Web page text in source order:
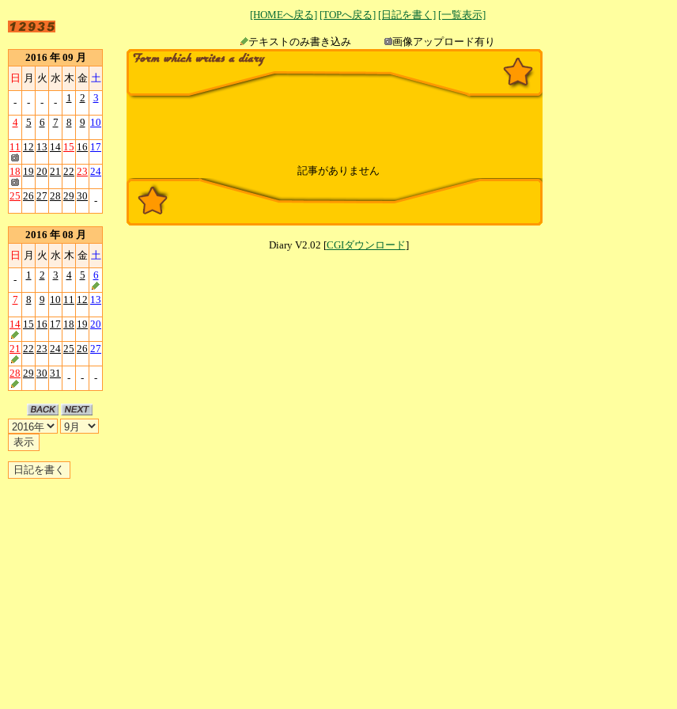
[HOMEへ戻る] [TOPへ戻る] [日記を書く] [一覧表示]
テキストのみ書き込み
画像アップロード有り
2016 年 09 月
日 月 火 水 木 金 土
- - - - 1 2 3
4 5 6 7 8 9 10
11 12 13 14 15 16 17
18 19 20 21 22 23 24
25 26 27 28 29 30 -
2016 年 08 月
日 月 火 水 木 金 土
- 1 2 3 4 5 6
7 8 9 10 11 12 13
14 15 16 17 18 19 20
21 22 23 24 25 26 27
28 29 30 31 - - -
記事がありません
Diary V2.02 [CGIダウンロード]